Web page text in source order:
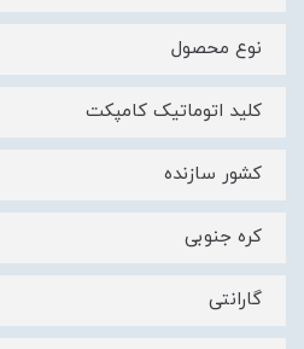
نوع محصول
کلید اتوماتیک کامپکت
کشور سازنده
کره جنوبی
گارانتی